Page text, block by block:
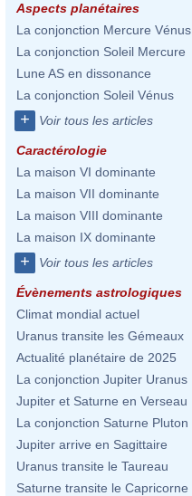
Aspects planétaires
La conjonction Mercure Vénus
La conjonction Soleil Mercure
Lune AS en dissonance
La conjonction Soleil Vénus
+ Voir tous les articles
Caractérologie
La maison VI dominante
La maison VII dominante
La maison VIII dominante
La maison IX dominante
+ Voir tous les articles
Évènements astrologiques
Climat mondial actuel
Uranus transite les Gémeaux
Actualité planétaire de 2025
La conjonction Jupiter Uranus
Jupiter et Saturne en Verseau
La conjonction Saturne Pluton
Jupiter arrive en Sagittaire
Uranus transite le Taureau
Saturne transite le Capricorne